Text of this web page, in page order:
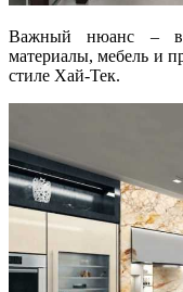
Важный нюанс –
материалы, мебель и
стиле Хай-Тек.